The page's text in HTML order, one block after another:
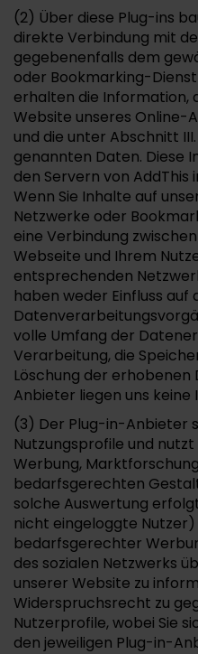
(2) Über diese Plug-ins
direkte Verbindung mit
gegebenenfalls dem
oder Bookmarking-
erhalten die Information,
Website unseres Online-
und die unter Abschnitt
genannten Daten. Diese
den Servern von AddThis
Wenn Sie Inhalte auf
Netzwerke oder
eine Verbindung
Webseite und Ihrem
entsprechenden
haben weder Einfluss
volle Umfang der
Verarbeitung, die
Löschung der
Anbieter liegen uns
(3) Der Plug-in-Anbieter
Nutzungsprofile und
Werbung,
bedarfsgerechten
solche Auswertung
nicht eingeloggte
bedarfsgerechter
des sozialen Netzwerks
unserer Website zu
Widerspruchsrecht zu
Nutzerprofile, wobei Sie
den jeweiligen Plug-in-